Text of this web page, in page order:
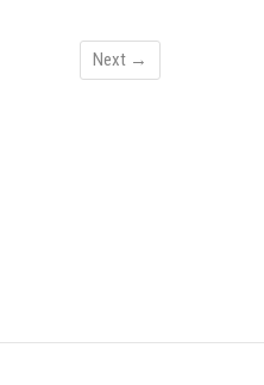
Next →